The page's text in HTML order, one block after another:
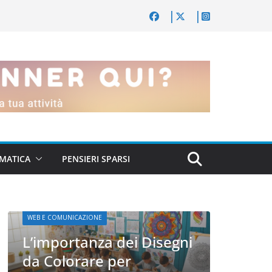
PENSIERI SPARSI
WEB E COMUNICAZIONE